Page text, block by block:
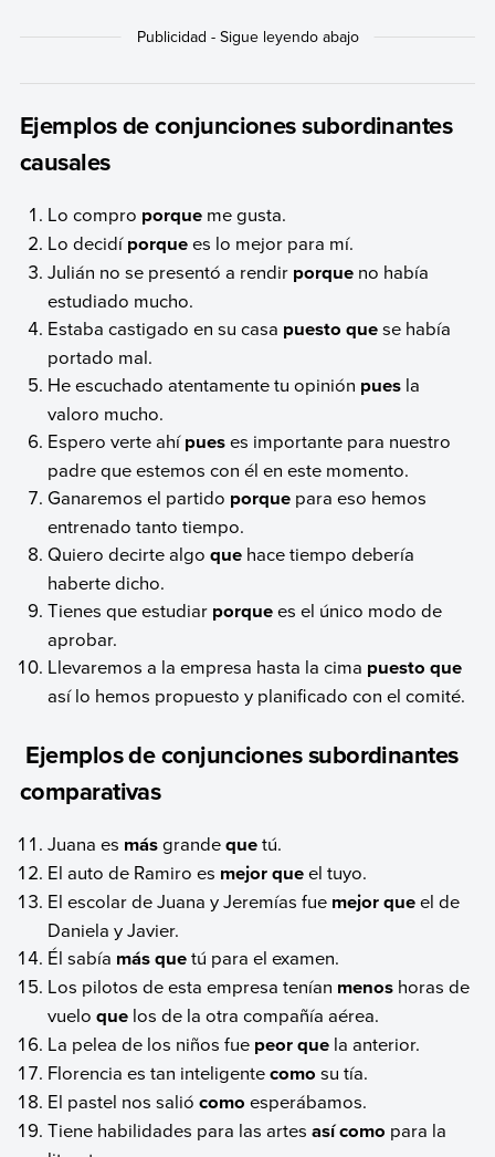
Ejemplos de conjunciones subordinantes
causales
Lo compro porque me gusta.
Lo decidíporquees lo mejor para mí.
Julián no se presentó a rendir porque no había
estudiado mucho.
Estaba castigado en su casa puesto quese había
portado mal.
He escuchado atentamente tu opinión pues la
valoro mucho.
Espero verte ahípueses importante para nuestro
padre que estemos con él en este momento.
Ganaremos el partido porque para eso hemos
entrenado tanto tiempo.
Quiero decirte algoque hace tiempo debería
haberte dicho.
Tienes que estudiar porquees el único modo de
aprobar.
Llevaremos a la empresa hasta la cima puesto que
así lo hemos propuesto y planificado con el comité.
Ejemplos de conjunciones subordinantes
comparativas
Juana es másgrandequetú.
El auto de Ramiro es mejor queel tuyo.
El escolar de Juana y Jeremías fue mejor queel de
Daniela y Javier.
Él sabía más quetú para el examen.
Los pilotos de esta empresa tenían menos horas de
vueloque los de la otra compañía aérea.
La pelea de los niños fue peor que la anterior.
Florencia es tan inteligentecomo su tía.
El pastel nos saliócomo esperábamos.
Tiene habilidades para las artesasí como para la